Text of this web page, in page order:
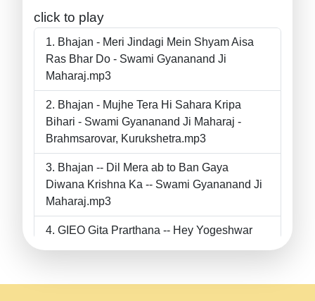
click to play
Bhajan - Meri Jindagi Mein Shyam Aisa
Ras Bhar Do - Swami Gyananand Ji
Maharaj.mp3
Bhajan - Mujhe Tera Hi Sahara Kripa
Bihari - Swami Gyananand Ji Maharaj -
Brahmsarovar, Kurukshetra.mp3
Bhajan -- Dil Mera ab to Ban Gaya
Diwana Krishna Ka -- Swami Gyananand Ji
Maharaj.mp3
GIEO Gita Prarthana -- Hey Yogeshwar